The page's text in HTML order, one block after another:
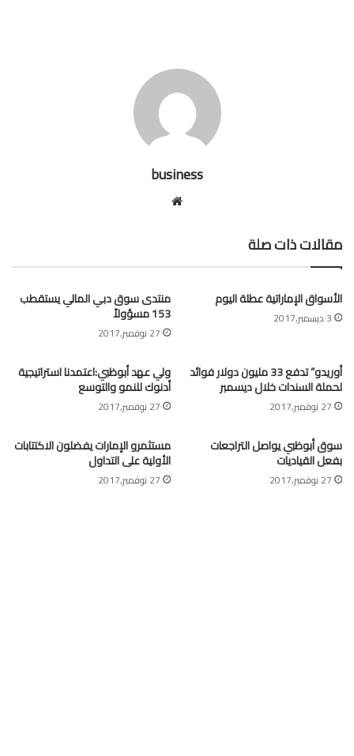
business
مقالات ذات صلة
الأسواق الإماراتية عطلة اليوم
3 ديسمبر,2017
منتدى سوق دبي المالي يستقطب
153 مسؤولاً
27 نوفمبر,2017
أوريدو” تدفع 33 مليون دولار فوائد
لحملة السندات خلال ديسمبر
27 نوفمبر,2017
ولي عهد أبوظبي:اعتمدنا استراتيجية
أدنوك للنمو والتوسع
27 نوفمبر,2017
سوق أبوظبي يواصل التراجعات
بفعل القياديات
27 نوفمبر,2017
مستثمرو الإمارات يفضلون الاكتتابات
الأولية على التداول
27 نوفمبر,2017